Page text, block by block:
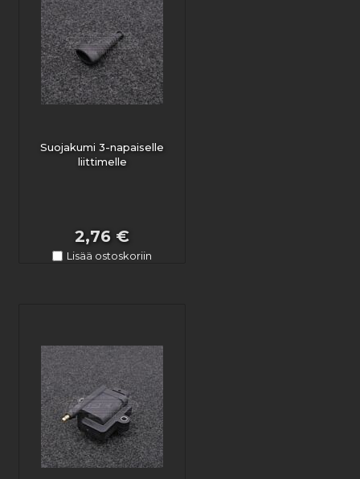
Suojakumi 3-napaiselle
liittimelle
2,76 €
Lisää ostoskoriin